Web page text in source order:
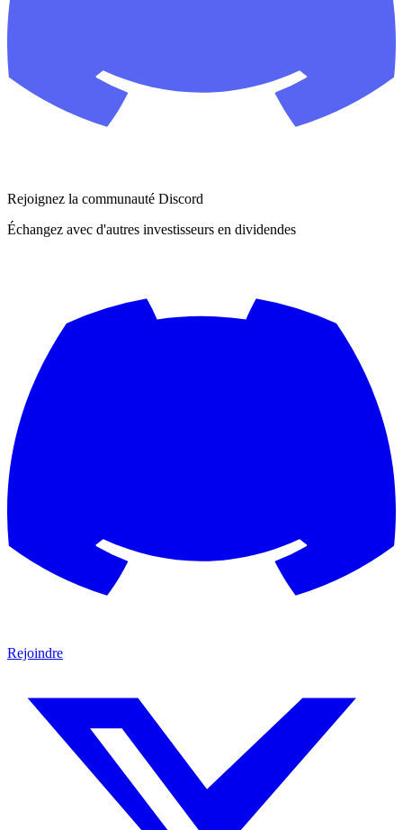
Rejoignez la communauté Discord
Échangez avec d'autres investisseurs en dividendes
Rejoindre